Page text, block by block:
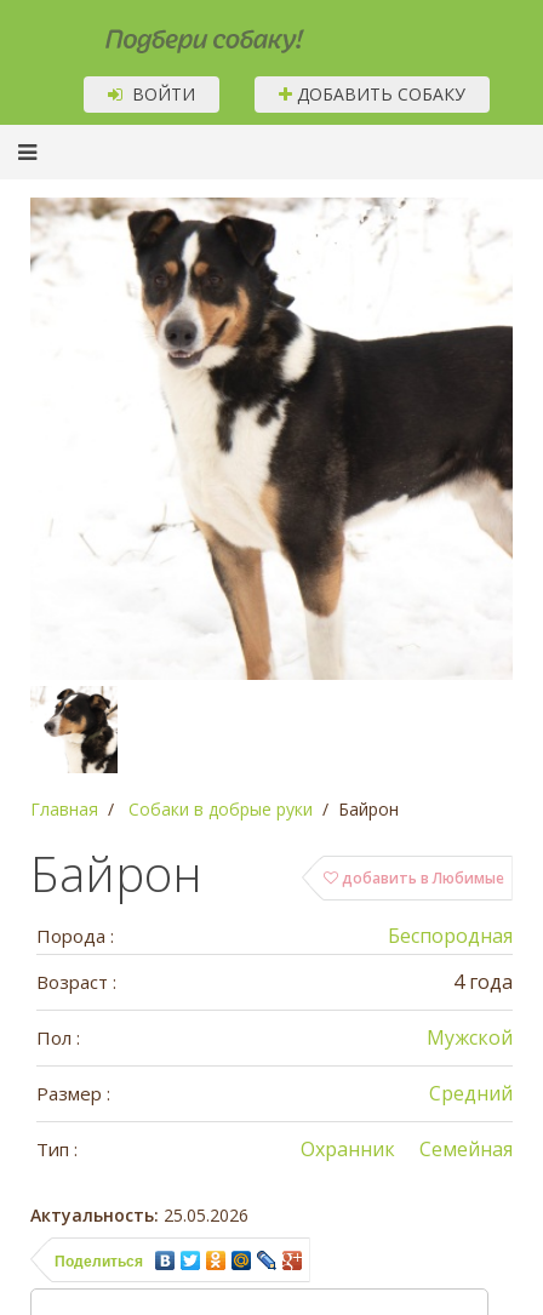
Подбери собаку!
ВОЙТИ ДОБАВИТЬ СОБАКУ
Главная Собаки в добрые руки Байрон
добавить в Любимые
Байрон
Порода : Беспородная
Возраст : 4 года
Пол : Мужской
Размер : Средний
Тип : Семейная
Охранник
Актуальность: 25.05.2026
Поделиться